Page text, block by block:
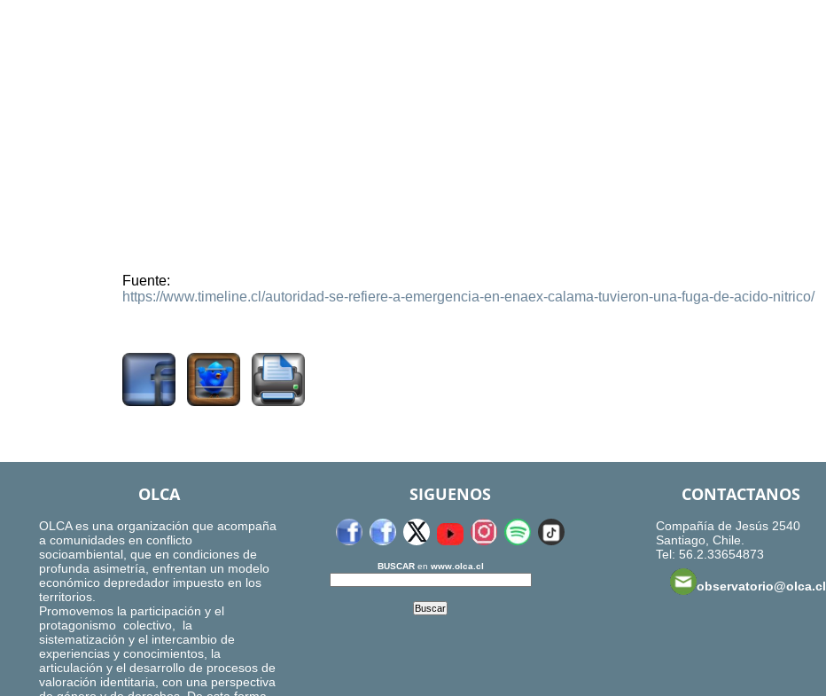
Fuente:
https://www.timeline.cl/autoridad-se-refiere-a-emergencia-en-enaex-calama-tuvieron-una-fuga-de-acido-nitrico/
OLCA
OLCA es una organización que acompaña
a comunidades en conflicto
socioambiental, que en condiciones de
profunda asimetría, enfrentan un modelo
económico depredador impuesto en los
territorios.
Promovemos la participación y el
protagonismo colectivo, la
sistematización y el intercambio de
experiencias y conocimientos, la
articulación y el desarrollo de procesos de
valoración identitaria, con una perspectiva
SIGUENOS
BUSCARen www.olca.cl
CONTACTANOS
Compañía de Jesús 2540
Santiago, Chile.
Tel: 56.2.33654873
observatorio@olca.cl